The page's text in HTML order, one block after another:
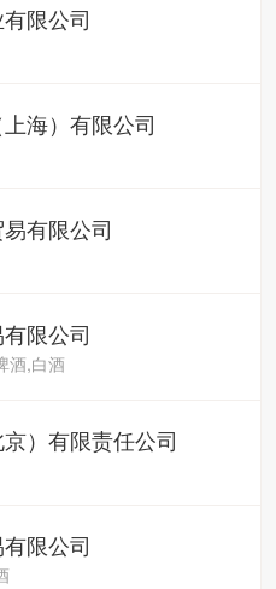
限公司
海）有限公司
有限公司
限公司
酒,白酒
）有限责任公司
限公司